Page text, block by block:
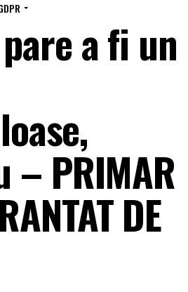
pare a fi un
– PRIMAR
DE